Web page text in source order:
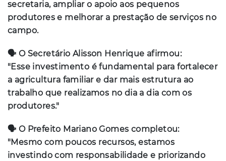
secretaria, ampliar o apoio aos pequenos
produtores e melhorar a prestação de serviços no
campo.
🗣️ O Secretário Alisson Henrique afirmou:
"Esse investimento é fundamental para fortalecer
a agricultura familiar e dar mais estrutura ao
trabalho que realizamos no dia a dia com os
produtores."
🗣️ O Prefeito Mariano Gomes completou:
"Mesmo com poucos recursos, estamos
investindo com responsabilidade e priorizando